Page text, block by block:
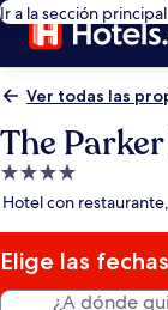
Ir a la sección
Ver todas las
The
Propiedad
de
estrellas
Hotel con
Elige las
¿A dónde